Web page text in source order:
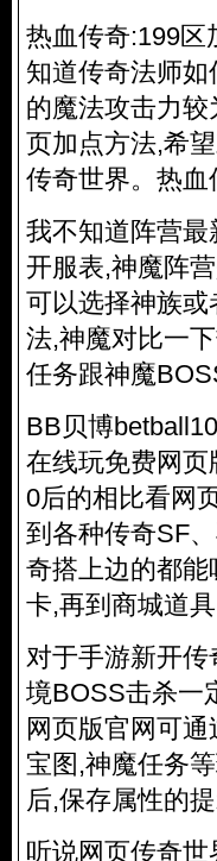
热血传奇:199区
知道传奇法师
的魔法攻击力
页加点方法,希
传奇世界。热血
我不知道阵营
开服表,神魔阵
可以选择神族
法,神魔对比一
任务跟神魔
BB贝博
在线玩免费网
0后的相比看网
到各种传奇SF
奇搭上边的都
卡,再到商城道
对于手游新开
境BOSS击杀一
网页版官网可
宝图,神魔任务
后,保存属性的
听说网页传奇